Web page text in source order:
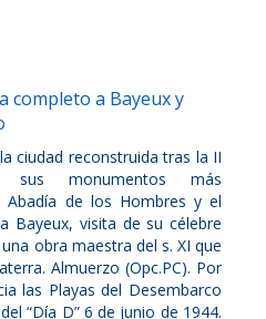
completo a Bayeux y
ciudad reconstruida tras la II
sus monumentos más
Abadía de los Hombres y el
Bayeux, visita de su célebre
obra maestra del s. XI que
Almuerzo (Opc.PC). Por
las Playas del Desembarco
“Día D” 6 de junio de 1944.